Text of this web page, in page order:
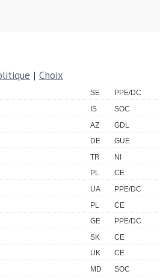
| Choix
SE
PPE/DC
IS
SOC
AZ
GDL
DE
GUE
TR
NI
PL
CE
UA
PPE/DC
PL
CE
GE
PPE/DC
SK
CE
UK
CE
MD
SOC